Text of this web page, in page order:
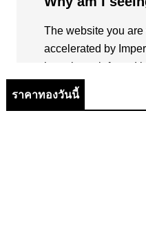
ราคาทองวันนี้